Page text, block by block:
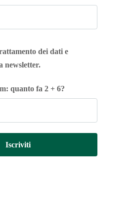
dei dati e
newsletter.
quanto fa 2 + 6?
Iscriviti